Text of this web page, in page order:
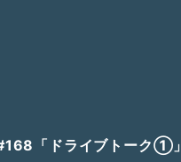
「ドライブトーク①」